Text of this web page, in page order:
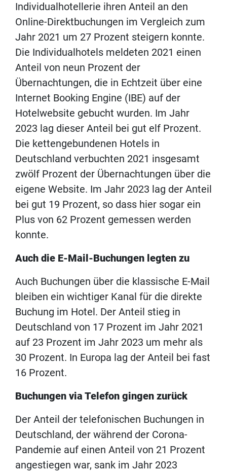
Individualhotellerie ihren Anteil an den
Online-Direktbuchungen im Vergleich zum
Jahr 2021 um 27 Prozent steigern konnte.
Die Individualhotels meldeten 2021 einen
Anteil von neun Prozent der
Übernachtungen, die in Echtzeit über eine
Internet Booking Engine (IBE) auf der
Hotelwebsite gebucht wurden. Im Jahr
2023 lag dieser Anteil bei gut elf Prozent.
Die kettengebundenen Hotels in
Deutschland verbuchten 2021 insgesamt
zwölf Prozent der Übernachtungen über die
eigene Website. Im Jahr 2023 lag der Anteil
bei gut 19 Prozent, so dass hier sogar ein
Plus von 62 Prozent gemessen werden
konnte.
Auch die E-Mail-Buchungen legten zu
Auch Buchungen über die klassische E-Mail
bleiben ein wichtiger Kanal für die direkte
Buchung im Hotel. Der Anteil stieg in
Deutschland von 17 Prozent im Jahr 2021
auf 23 Prozent im Jahr 2023 um mehr als
30 Prozent. In Europa lag der Anteil bei fast
16 Prozent.
Buchungen via Telefon gingen zurück
Der Anteil der telefonischen Buchungen in
Deutschland, der während der Corona-
Pandemie auf einen Anteil von 21 Prozent
angestiegen war, sank im Jahr 2023